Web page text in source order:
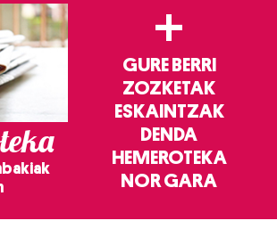
+
GURE BERRI
ZOZKETAK
ESKAINTZAK
DENDA
HEMEROTEKA
NOR GARA